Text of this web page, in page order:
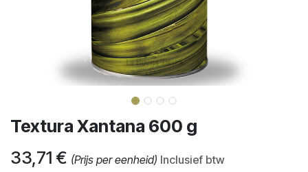
Textura Xantana 600 g
33,71 € (Prijs per eenheid) Inclusief btw